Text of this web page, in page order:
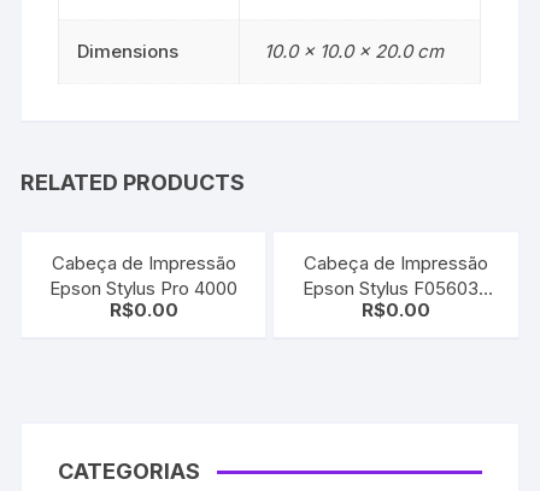
Dimensions 10.0 × 10.0 × 20.0 cm
RELATED PRODUCTS
Cabeça de Impressão
Epson Stylus Pro 4000
R$0.00
Cabeça de Impressão
Epson Stylus F056030
Preta Dx2 800 | 1520 |
R$0.00
CATEGORIAS